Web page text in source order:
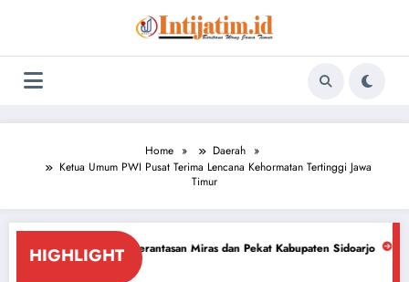
Home
Daerah
Ketua Umum PWI Pusat Terima Lencana Kehormatan Tertinggi Jawa
Timur
HIGHLIGHT
Pemberantasan Miras dan Pekat Kabupaten Sidoarjo Sidoarjo Darurat